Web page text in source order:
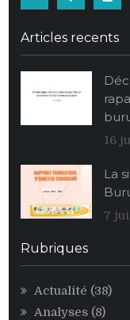
Articles recents
16
La
7
Rubriques
Actualité (38)
Analyses (8)